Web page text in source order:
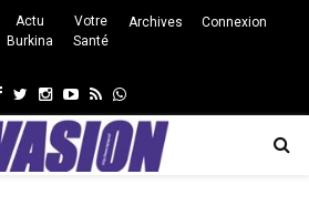
Actu
Burkina
Votre
Santé
Archives Connexion
Facebook
Twitter
Instagram
Youtube
RssWhatsapp